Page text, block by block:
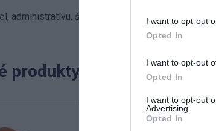
I want to opt-out
Opted In
I want to opt-out
Opted In
I want to opt-out
Advertising.
Opted In
administratívu, školstvo, služby a ostatné
produkty
SKLADOM